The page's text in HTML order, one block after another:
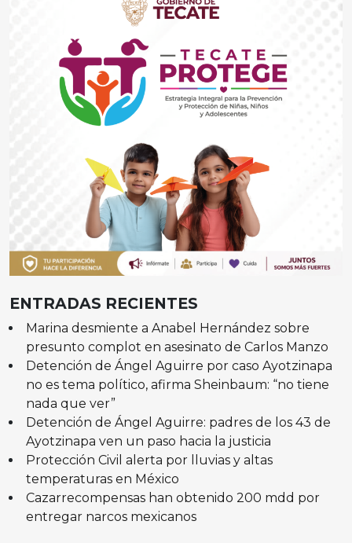
ENTRADAS RECIENTES
Marina desmiente a Anabel Hernández sobre
presunto complot en asesinato de Carlos Manzo
Detención de Ángel Aguirre por caso Ayotzinapa
no es tema político, afirma Sheinbaum: “no tiene
nada que ver”
Detención de Ángel Aguirre: padres de los 43 de
Ayotzinapa ven un paso hacia la justicia
Protección Civil alerta por lluvias y altas
temperaturas en México
Cazarrecompensas han obtenido 200 mdd por
entregar narcos mexicanos